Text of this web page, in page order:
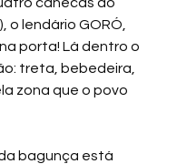
o lendário GORÓ,
porta! Lá dentro o
treta, bebedeira,
zona que o povo
da bagunça está